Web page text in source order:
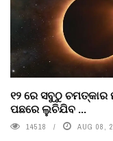
୧୨ ରେ ସବୁଠୁ
ପଛରେ ଲୁଚିଯିବ ...
14518 AUG 08,